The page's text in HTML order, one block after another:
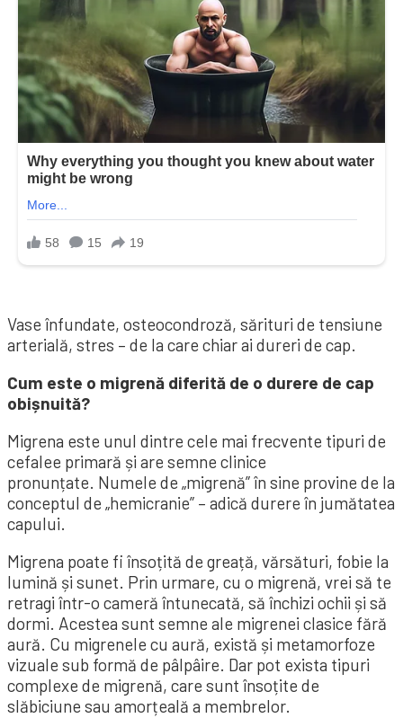
Vase înfundate, osteocondroză, sărituri de tensiune
arterială, stres – de la care chiar ai dureri de cap.
Cum este o migrenă diferită de o durere de cap
obișnuită?
Migrena este unul dintre cele mai frecvente tipuri de
cefalee primară și are semne clinice
pronunțate. Numele de „migrenă” în sine provine de la
conceptul de „hemicranie” – adică durere în jumătatea
capului.
Migrena poate fi însoțită de greață, vărsături, fobie la
lumină și sunet. Prin urmare, cu o migrenă, vrei să te
retragi într-o cameră întunecată, să închizi ochii și să
dormi. Acestea sunt semne ale migrenei clasice fără
aură. Cu migrenele cu aură, există și metamorfoze
vizuale sub formă de pâlpâire. Dar pot exista tipuri
complexe de migrenă, care sunt însoțite de
slăbiciune sau amorțeală a membrelor.